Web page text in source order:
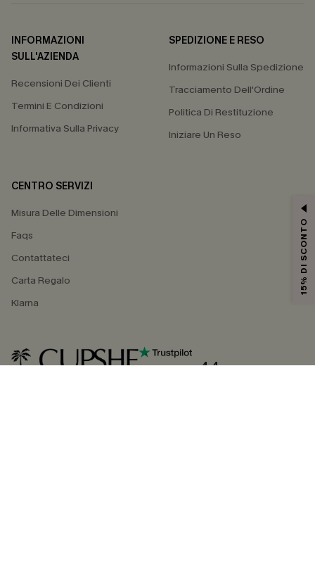
INFORMAZIONI
SULL'AZIENDA
Recensioni Dei Clienti
Termini E Condizioni
Informativa Sulla Privacy
SPEDIZIONE E RESO
Informazioni Sulla Spedizione
Tracciamento Dell'Ordine
Politica Di Restituzione
Iniziare Un Reso
CENTRO SERVIZI
Misura Delle Dimensioni
Faqs
Contattateci
Carta Regalo
Klarna
4.4
15% DI SCONTO